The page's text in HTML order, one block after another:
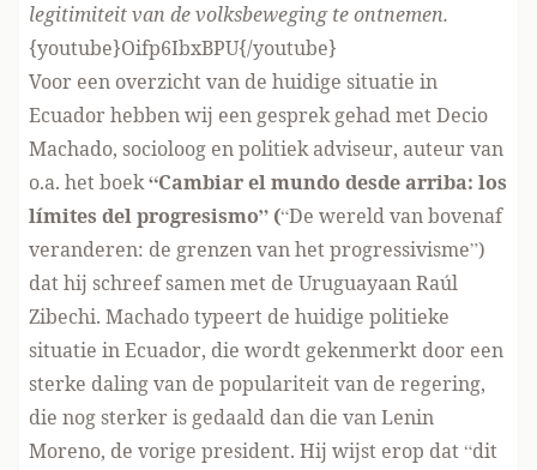
legitimiteit van de volksbeweging te ontnemen.
{youtube}Oifp6IbxBPU{/youtube}
Voor een overzicht van de huidige situatie in
Ecuador hebben wij een gesprek gehad met Decio
Machado, socioloog en politiek adviseur, auteur van
o.a. het boek“Cambiar el mundo desde arriba: los
límites del progresismo” (“De wereld van bovenaf
veranderen: de grenzen van het progressivisme”)
dat hij schreef samen met de Uruguayaan Raúl
Zibechi. Machado typeert de huidige politieke
situatie in Ecuador, die wordt gekenmerkt door een
sterke daling van de populariteit van de regering,
die nog sterker is gedaald dan die van Lenin
Moreno, de vorige president. Hij wijst erop dat “dit